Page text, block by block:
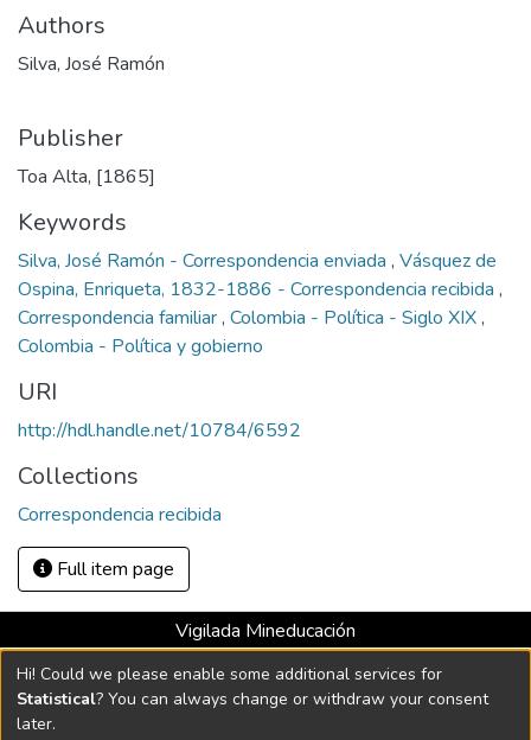
Authors
Silva, José Ramón
Publisher
Toa Alta, [1865]
Keywords
Silva, José Ramón - Correspondencia enviada , Vásquez de
Ospina, Enriqueta, 1832-1886 - Correspondencia recibida ,
Correspondencia familiar, Colombia - Política - Siglo XIX,
Colombia - Política y gobierno
URI
http://hdl.handle.net/10784/6592
Collections
Correspondencia recibida
Full item page
Vigilada Mineducación
Universidad con Acreditación Institucional hasta 2026 -
Resolución MEN 2158 de 2018
Hi! Could we please enable some additional services for
Statistical? You can always change or withdraw your consent
later.